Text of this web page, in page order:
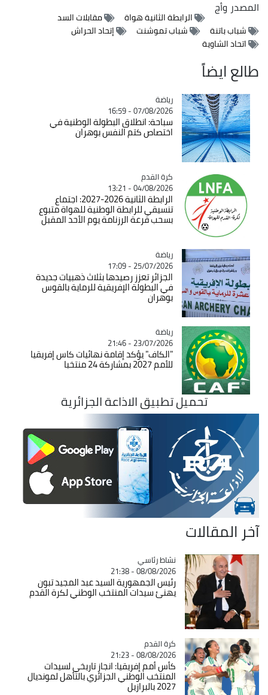
المصدروأج
الرابطة الثانية هواة
مقابلات السد
شباب باتنة
شباب تموشنت
إتحاد الحراش
اتحاد الشاوية
طالع ايضاً
Catégorie
رياضة
07/08/2026 - 16:59
سباحة: انطلاق البطولة الوطنية في
اختصاص كتم النفس بوهران
Catégorie
كرة القدم
04/08/2026 - 13:21
الرابطة الثانية 2026-2027: اجتماع
تنسيقي للرابطة الوطنية للهواة متبوع
بسحب قرعة الرزنامة يوم الأحد المقبل
Catégorie
رياضة
25/07/2026 - 17:09
الجزائر تعزز رصيدها بثلاث ذهبيات جديدة
في البطولة الإفريقية للرماية بالقوس
بوهران
Catégorie
رياضة
23/07/2026 - 21:46
"الكاف" يؤكد إقامة نهائيات كاس إفريقيا
للأمم 2027 بمشاركة 24 منتخبا
تحميل تطبيق الاذاعة الجزائرية
آخر المقالات
Catégorie
نشاط رئاسي
08/08/2026 - 21:38
رئيس الجمهورية السيد عبد المجيد تبون
يهنئ سيدات المنتخب الوطني لكرة القدم
Catégorie
كرة القدم
08/08/2026 - 21:23
كأس أمم إفريقيا: انجاز تاريخي لسيدات
المنتخب الوطني الجزائري بالتأهل لمونديال
2027 بالبرازيل